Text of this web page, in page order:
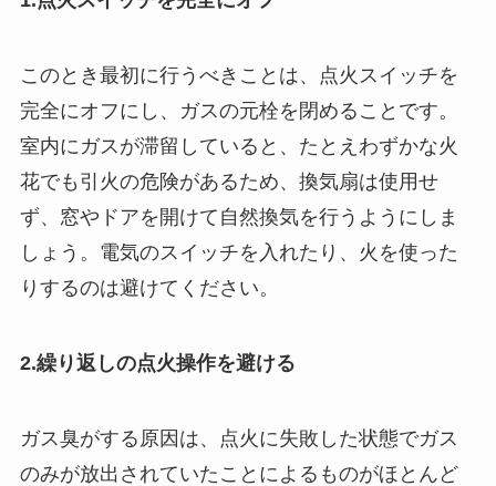
このとき最初に行うべきことは、点火スイッチを
完全にオフにし、ガスの元栓を閉めることです。
室内にガスが滞留していると、たとえわずかな火
花でも引火の危険があるため、換気扇は使用せ
ず、窓やドアを開けて自然換気を行うようにしま
しょう。電気のスイッチを入れたり、火を使った
りするのは避けてください。
2.繰り返しの点火操作を避ける
ガス臭がする原因は、点火に失敗した状態でガス
のみが放出されていたことによるものがほとんど